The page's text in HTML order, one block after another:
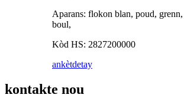
Aparans: flokon blan, poud,
boul,
Kòd HS: 2827200000
ankètdetay
kontakte nou